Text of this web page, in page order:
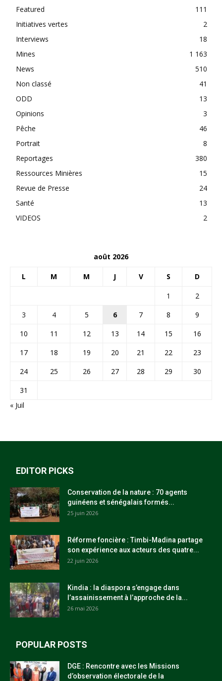
Featured
111
Initiatives vertes
2
Interviews
18
Mines
1 163
News
510
Non classé
41
ODD
13
Opinions
3
Pêche
46
Portrait
8
Reportages
380
Ressources Minières
15
Revue de Presse
24
Santé
13
VIDEOS
2
août 2026
L M M J V S D
1
2
3
4 5 6 7 8
9
10
11 12 13 14 15
16
17
18 19 20 21 22
23
24
25 26 27 28 29
30
31
« Juil
EDITOR PICKS
Conservation de la nature : 70 agents
guinéens et sénégalais formés...
25 juin 2026
Réforme foncière : Timbi-Madina partage
son expérience aux acteurs des quatre...
22 juin 2026
Kindia : la diaspora s’engage dans
l’assainissement à l’approche de la...
26 mai 2026
POPULAR POSTS
DGE : Rencontre avec les Missions
d’observation électorale de la